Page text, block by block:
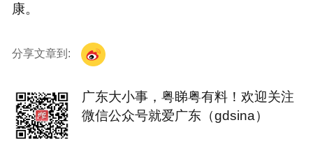
康。
分享文章到:
广东大小事，粤睇粤有料！欢迎关注
微信公众号就爱广东（gdsina）